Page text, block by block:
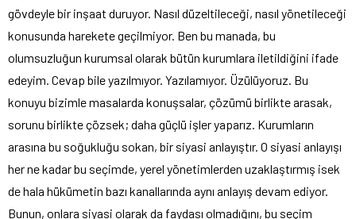
gövdeyle bir inşaat duruyor. Nasıl düzeltileceği, nasıl yönetileceği
konusunda harekete geçilmiyor. Ben bu manada, bu
olumsuzluğun kurumsal olarak bütün kurumlara iletildiğini ifade
edeyim. Cevap bile yazılmıyor. Yazılamıyor. Üzülüyoruz. Bu
konuyu bizimle masalarda konuşsalar, çözümü birlikte arasak,
sorunu birlikte çözsek; daha güçlü işler yaparız. Kurumların
arasına bu soğukluğu sokan, bir siyasi anlayıştır. O siyasi anlayışı
her ne kadar bu seçimde, yerel yönetimlerden uzaklaştırmış isek
de hala hükümetin bazı kanallarında aynı anlayış devam ediyor.
Bunun, onlara siyasi olarak da faydası olmadığını, bu seçim